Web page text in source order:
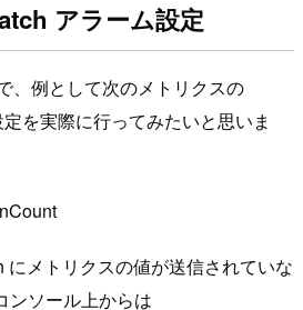
アラーム設定
、例として次のメトリクスの
を実際に行ってみたいと思いま
にメトリクスの値が送信されていな
ンソール上からは